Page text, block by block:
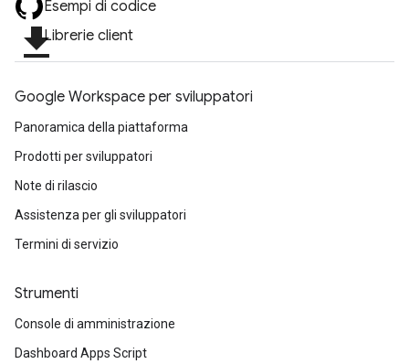
Esempi di codice
file_downloadLibrerie client
Google Workspace per sviluppatori
Panoramica della piattaforma
Prodotti per sviluppatori
Note di rilascio
Assistenza per gli sviluppatori
Termini di servizio
Strumenti
Console di amministrazione
Dashboard Apps Script